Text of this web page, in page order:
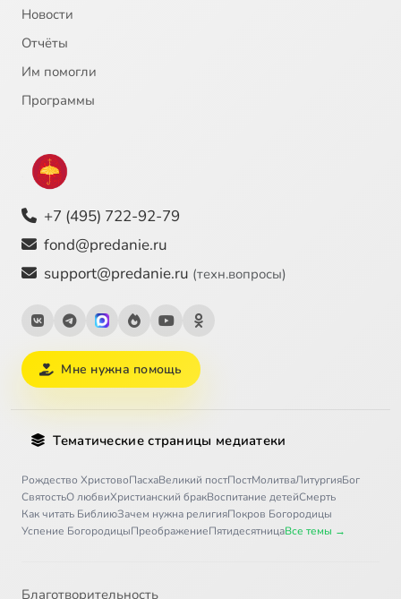
Новости
Отчёты
Им помогли
Программы
+7 (495) 722-92-79
fond@predanie.ru
support@predanie.ru (техн.вопросы)
Мне нужна помощь
Тематические страницы медиатеки
Рождество ХристовоПасхаВеликий постПостМолитваЛитургияБог
СвятостьО любвиХристианский бракВоспитание детейСмерть
Как читать БиблиюЗачем нужна религияПокров Богородицы
Успение БогородицыПреображениеПятидесятницаВсе темы →
Благотворительность